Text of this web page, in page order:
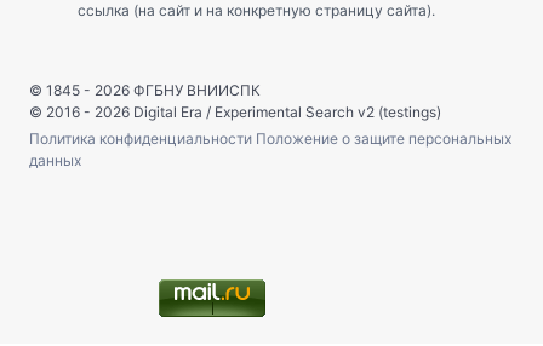
ссылка (на сайт и на конкретную страницу сайта).
© 1845 - 2026 ФГБНУ ВНИИСПК
© 2016 - 2026 Digital Era / Experimental Search v2 (testings)
Политика конфиденциальности Положение о защите персональных
данных